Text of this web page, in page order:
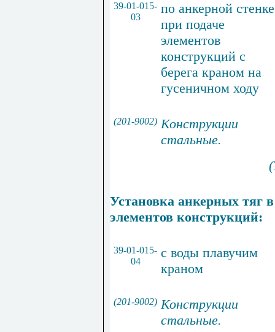
39-01-015-
03
по анкерной стенке
при подаче
элементов
конструкций с
берега краном на
гусеничном ходу
(201-9002) Конструкции
стальные.
(
Установка анкерных тяг
элементов конструкций:
39-01-015-
04
с воды плавучим
краном
(201-9002) Конструкции
стальные.